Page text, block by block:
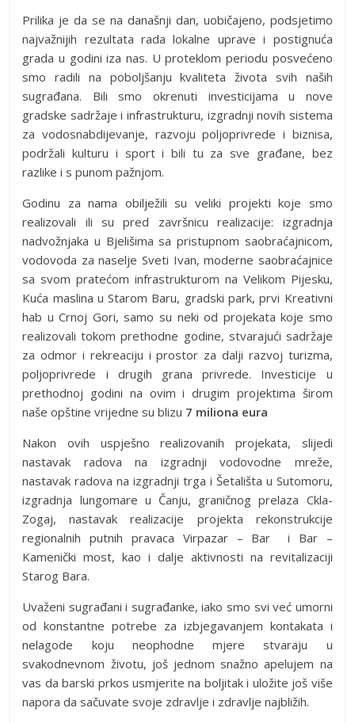
Prilika je da se na današnji dan, uobičajeno, podsjetimo
najvažnijih rezultata rada lokalne uprave i postignuća
grada u godini iza nas. U proteklom periodu posvećeno
smo radili na poboljšanju kvaliteta života svih naših
sugrađana. Bili smo okrenuti investicijama u nove
gradske sadržaje i infrastrukturu, izgradnji novih sistema
za vodosnabdijevanje, razvoju poljoprivrede i biznisa,
podržali kulturu i sport i bili tu za sve građane, bez
razlike i s punom pažnjom.
Godinu za nama obilježili su veliki projekti koje smo
realizovali ili su pred završnicu realizacije: izgradnja
nadvožnjaka u Bjelišima sa pristupnom saobraćajnicom,
vodovoda za naselje Sveti Ivan, moderne saobraćajnice
sa svom pratećom infrastrukturom na Velikom Pijesku,
Kuća maslina u Starom Baru, gradski park, prvi Kreativni
hab u Crnoj Gori, samo su neki od projekata koje smo
realizovali tokom prethodne godine, stvarajući sadržaje
za odmor i rekreaciju i prostor za dalji razvoj turizma,
poljoprivrede i drugih grana privrede. Investicije u
prethodnoj godini na ovim i drugim projektima širom
naše opštine vrijedne su blizu 7 miliona eura
Nakon ovih uspješno realizovanih projekata, slijedi
nastavak radova na izgradnji vodovodne mreže,
nastavak radova na izgradnji trga i Šetališta u Sutomoru,
izgradnja lungomare u Čanju, graničnog prelaza Ckla-
Zogaj, nastavak realizacije projekta rekonstrukcije
regionalnih putnih pravaca Virpazar – Bar i Bar –
Kamenički most, kao i dalje aktivnosti na revitalizaciji
Starog Bara.
Uvaženi sugrađani i sugrađanke, iako smo svi već umorni
od konstantne potrebe za izbjegavanjem kontakata i
nelagode koju neophodne mjere stvaraju u
svakodnevnom životu, još jednom snažno apelujem na
vas da barski prkos usmjerite na boljitak i uložite još više
napora da sačuvate svoje zdravlje i zdravlje najbližih.